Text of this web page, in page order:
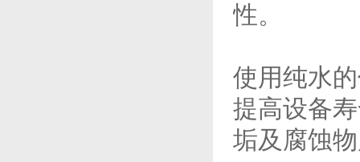
性。
使用纯水
提高设备
垢及腐蚀